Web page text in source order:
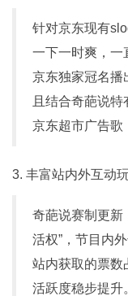
针对京东现有
一下一时爽，一
京东独家冠名播
且结合奇葩说
京东超市广告歌
3. 丰富站内外互动
奇葩说赛制更新
活权”，节目内
站内获取的票数
活跃度稳步提升